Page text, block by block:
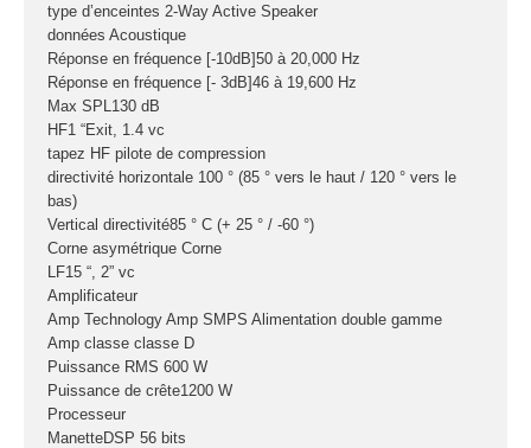
Sono
Enceintes
Amplificateurs
Console de
mixage
Contrôle DMX
Traitements sons
Public adress /
ligne 100V
Microphone
Sono portable sur
batterie
Espace DJ
type d’enceintes 2-Way Active Speaker
données Acoustique
Réponse en fréquence [-10dB]50 à 20,000 Hz
Réponse en fréquence [- 3dB]46 à 19,600 Hz
Max SPL130 dB
HF1 “Exit, 1.4 vc
tapez HF pilote de compression
directivité horizontale 100 ° (85 ° vers le haut / 120 ° vers le
bas)
Vertical directivité85 ° C (+ 25 ° / -60 °)
Corne asymétrique Corne
LF15 “, 2” vc
Amplificateur
Amp Technology Amp SMPS Alimentation double gamme
Amp classe classe D
Puissance RMS 600 W
Puissance de crête1200 W
Processeur
ManetteDSP 56 bits